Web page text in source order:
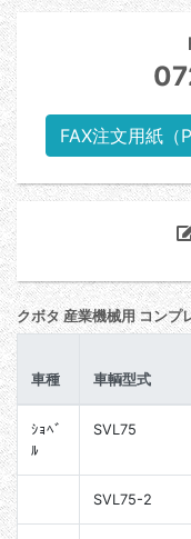
FAX注文用紙（
クボタ 産業機械用 コンプ
車種 車輌型式
ｼｮﾍﾞ
ﾙ
SVL75
SVL75-2